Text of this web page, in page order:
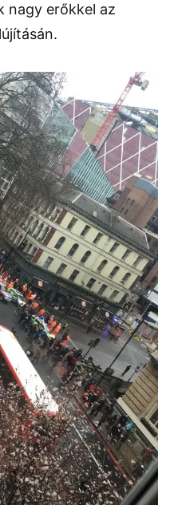
nagy erőkkel az